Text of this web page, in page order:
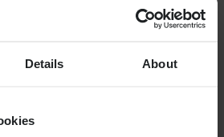
Details About